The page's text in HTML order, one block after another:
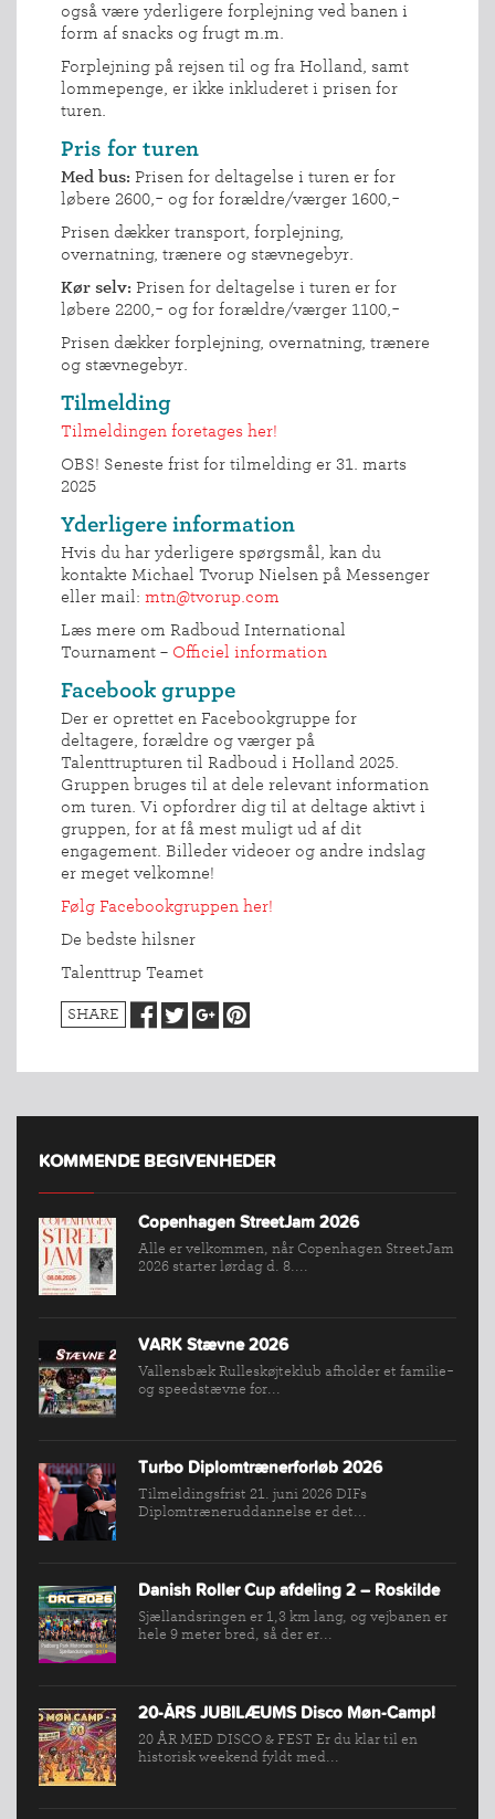
VÆRKTØJSKASSEN
KONKURRENCER
også være yderligere forplejning ved banen i
form af snacks og frugt m.m.
Forplejning på rejsen til og fra Holland, samt
lommepenge, er ikke inkluderet i prisen for
turen.
Pris for turen
Med bus: Prisen for deltagelse i turen er for
løbere 2600,- og for forældre/værger 1600,-
Prisen dækker transport, forplejning,
overnatning, trænere og stævnegebyr.
Kør selv: Prisen for deltagelse i turen er for
løbere 2200,- og for forældre/værger 1100,-
Prisen dækker forplejning, overnatning, trænere
og stævnegebyr.
Tilmelding
Tilmeldingen foretages her!
OBS! Seneste frist for tilmelding er 31. marts
2025
Yderligere information
Hvis du har yderligere spørgsmål, kan du
kontakte Michael Tvorup Nielsen på Messenger
eller mail: mtn@tvorup.com
Læs mere om Radboud International
Tournament – Officiel information
Facebook gruppe
Der er oprettet en Facebookgruppe for
deltagere, forældre og værger på
Talenttrupturen til Radboud i Holland 2025.
Gruppen bruges til at dele relevant information
om turen. Vi opfordrer dig til at deltage aktivt i
gruppen, for at få mest muligt ud af dit
engagement. Billeder videoer og andre indslag
er meget velkomne!
Følg Facebookgruppen her!
De bedste hilsner
Talenttrup Teamet
SHARE
KOMMENDE BEGIVENHEDER
Copenhagen StreetJam 2026
Alle er velkommen, når Copenhagen StreetJam
2026 starter lørdag d. 8....
VARK Stævne 2026
Vallensbæk Rulleskøjteklub afholder et familie-
og speedstævne for...
Turbo Diplomtrænerforløb 2026
Tilmeldingsfrist 21. juni 2026 DIFs
Diplomtræneruddannelse er det...
Danish Roller Cup afdeling 2 – Roskilde
Sjællandsringen er 1,3 km lang, og vejbanen er
hele 9 meter bred, så der er...
20-ÅRS JUBILÆUMS Disco Møn-Camp!
20 ÅR MED DISCO & FEST Er du klar til en
historisk weekend fyldt med...